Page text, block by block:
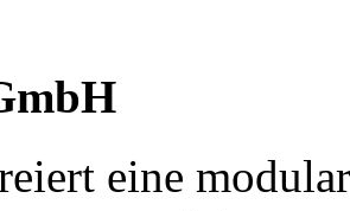
eine